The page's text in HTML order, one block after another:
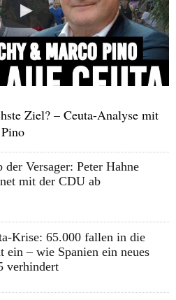
Ziel? – Ceuta-Analyse mit
der Versager: Peter Hahne
mit der CDU ab
Krise: 65.000 fallen in die
ein – wie Spanien ein neues
verhindert